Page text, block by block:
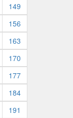
149
156
163
170
177
184
191